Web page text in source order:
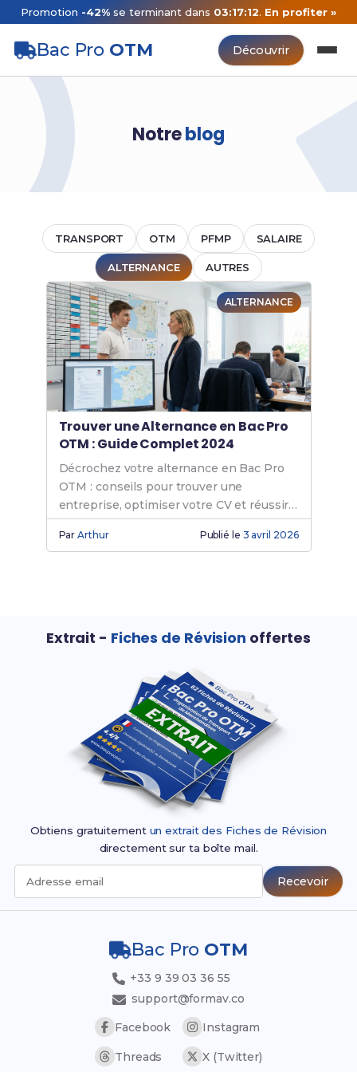
Promotion -42% se terminant dans 03:17:12. En profiter »
Bac Pro OTM Découvrir
Notreblog
TRANSPORT OTM PFMP SALAIRE
ALTERNANCE AUTRES
ALTERNANCE
Trouver une Alternance en Bac Pro
OTM : Guide Complet 2024
Décrochez votre alternance en Bac Pro
OTM : conseils pour trouver une
entreprise, optimiser votre CV et réussir
vos entretiens en transport-logistique.
ParArthur Publié le 3 avril 2026
Extrait - Fiches de Révision offertes
Obtiens gratuitement un extrait des Fiches de Révision
directement sur ta boîte mail.
Adresse email Recevoir
Bac Pro OTM
+33 9 39 03 36 55
support@formav.co
Facebook
Instagram
Threads X (Twitter)